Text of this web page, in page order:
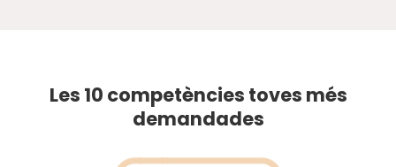
Les 10 competències toves més
demandades